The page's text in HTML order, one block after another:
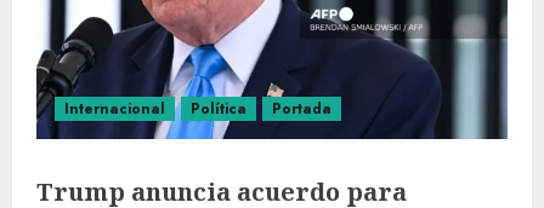
Internacional Política Portada
Trump anuncia acuerdo para